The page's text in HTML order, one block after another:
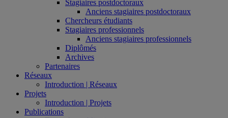
Stagiaires postdoctoraux
Anciens stagiaires postdoctoraux
Chercheurs étudiants
Stagiaires professionnels
Anciens stagiaires professionnels
Diplômés
Archives
Partenaires
Réseaux
Introduction | Réseaux
Projets
Introduction | Projets
Publications